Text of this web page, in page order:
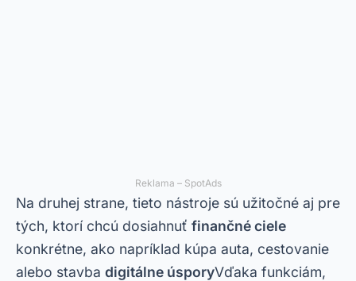
Reklama – SpotAds
Na druhej strane, tieto nástroje sú užitočné aj pre
tých, ktorí chcú dosiahnuť finančné ciele
konkrétne, ako napríklad kúpa auta, cestovanie
alebo stavba digitálne úsporyVďaka funkciám,